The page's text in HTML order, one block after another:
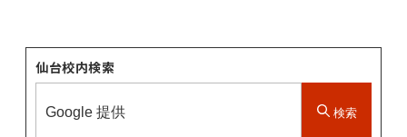
仙台校内検索
検索